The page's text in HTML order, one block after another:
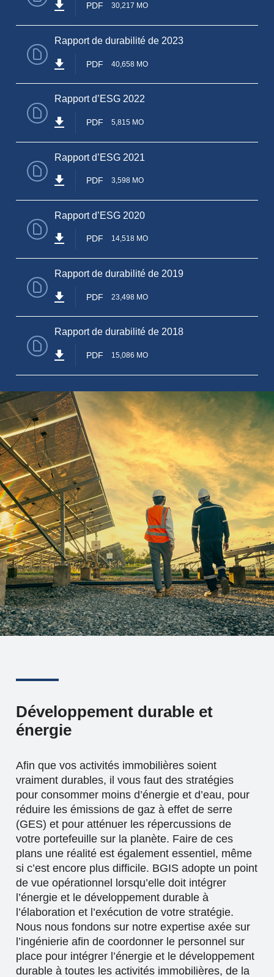
PDF 30,217 MO
Rapport de durabilité de 2023
PDF 40,658 MO
Rapport d’ESG 2022
PDF 5,815 MO
Rapport d’ESG 2021
PDF 3,598 MO
Rapport d’ESG 2020
PDF 14,518 MO
Rapport de durabilité de 2019
PDF 23,498 MO
Rapport de durabilité de 2018
PDF 15,086 MO
Développement durable et
énergie
Afin que vos activités immobilières soient
vraiment durables, il vous faut des stratégies
pour consommer moins d’énergie et d’eau, pour
réduire les émissions de gaz à effet de serre
(GES) et pour atténuer les répercussions de
votre portefeuille sur la planète. Faire de ces
plans une réalité est également essentiel, même
si c’est encore plus difficile. BGIS adopte un point
de vue opérationnel lorsqu’elle doit intégrer
l’énergie et le développement durable à
l’élaboration et l’exécution de votre stratégie.
Nous nous fondons sur notre expertise axée sur
l’ingénierie afin de coordonner le personnel sur
place pour intégrer l’énergie et le développement
durable à toutes les activités immobilières, de la